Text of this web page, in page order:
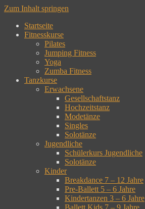
Zum Inhalt springen
Startseite
Fitnesskurse
Pilates
Jumping Fitness
Yoga
Zumba Fitness
Tanzkurse
Erwachsene
Gesellschaftstanz
Hochzeitstanz
Modetänze
Singles
Solotänze
Jugendliche
Schülerkurs Jugendliche
Solotänze
Kinder
Breakdance 7 – 12 Jahre
Pre-Ballett 5 – 6 Jahre
Kindertanzen 3 – 6 Jahre
Ballett Kids 7 – 9 Jahre